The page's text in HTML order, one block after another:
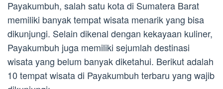
Payakumbuh, salah satu kota di Sumatera Barat
memiliki banyak tempat wisata menarik yang bisa
dikunjungi. Selain dikenal dengan kekayaan kuliner,
Payakumbuh juga memiliki sejumlah destinasi
wisata yang belum banyak diketahui. Berikut adalah
10 tempat wisata di Payakumbuh terbaru yang wajib